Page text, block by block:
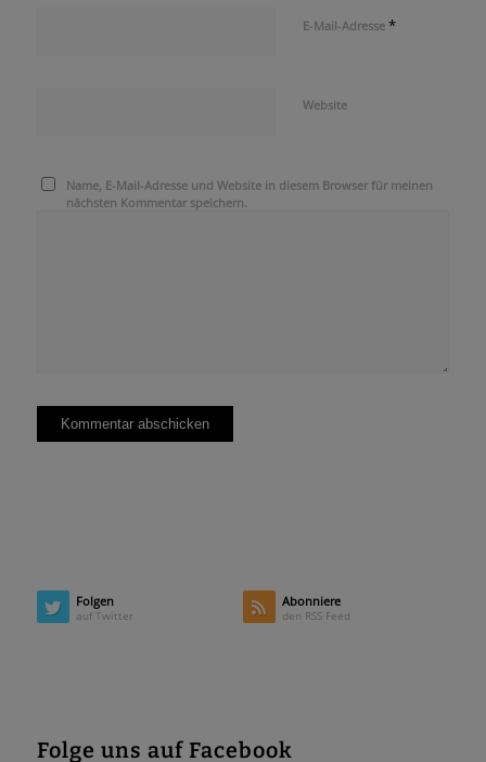
E-Mail-Adresse *
Website
Name, E-Mail-Adresse und Website in diesem Browser für meinen
nächsten Kommentar speichern.
Folgen
auf Twitter
Abonniere
den RSS Feed
Folge uns auf Facebook